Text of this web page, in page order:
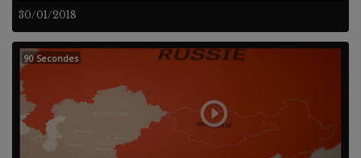
30/01/2018
90 Secondes